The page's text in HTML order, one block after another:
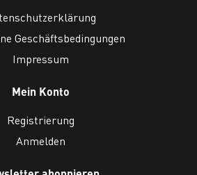
Geschäftsbedingungen
Impressum
Mein Konto
Registrierung
Anmelden